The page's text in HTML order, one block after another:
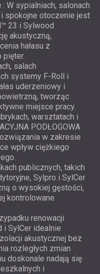
: W sypialniach, salonach
spokojne otoczenie jest
23 i Sylwood
akustyczną,
hałasu z
salach
systemy F-Roll i
uderzeniowy i
tworząc
miejsce pracy.
warsztatach i
PODŁOGOWA
w zakresie
wpływ ciężkiego
publicznych, takich
Sylpro i SylCer
o wysokiej gęstości,
kontrolowane
renowacji
i SylCer idealnie
akustycznej bez
rozległych zmian
doskonale nadają się
i